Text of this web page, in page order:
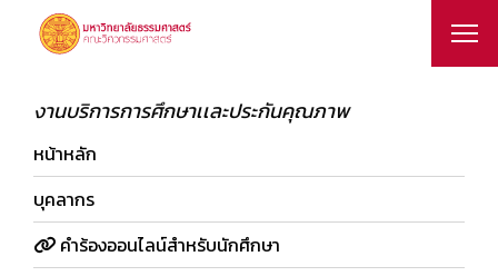
งานบริการการศึกษาเเละประกันคุณภาพ
หน้าหลัก
บุคลากร
คำร้องออนไลน์สำหรับนักศึกษา